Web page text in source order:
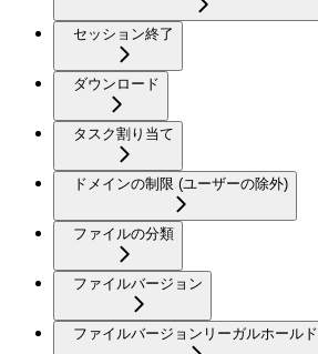
セッション終了
ダウンロード
タスク割り当て
ドメインの制限 (ユーザーの除外)
ファイルの分類
ファイルバージョン
ファイルバージョンリーガルホールド